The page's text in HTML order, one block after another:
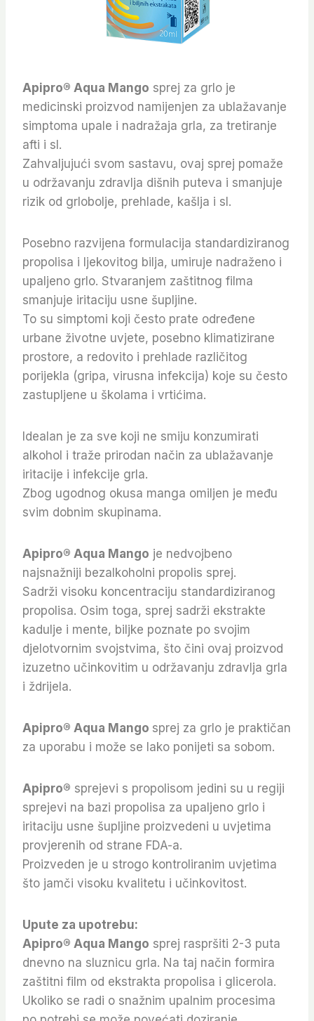
Apipro® Aqua Mango sprej za grlo je
medicinski proizvod namijenjen za ublažavanje
simptoma upale i nadražaja grla, za tretiranje
afti i sl.
Zahvaljujući svom sastavu, ovaj sprej pomaže
u održavanju zdravlja dišnih puteva i smanjuje
rizik od grlobolje, prehlade, kašlja i sl.
Posebno razvijena formulacija standardiziranog
propolisa i ljekovitog bilja, umiruje nadraženo i
upaljeno grlo. Stvaranjem zaštitnog filma
smanjuje iritaciju usne šupljine.
To su simptomi koji često prate određene
urbane životne uvjete, posebno klimatizirane
prostore, a redovito i prehlade različitog
porijekla (gripa, virusna infekcija) koje su često
zastupljene u školama i vrtićima.
Idealan je za sve koji ne smiju konzumirati
alkohol i traže prirodan način za ublažavanje
iritacije i infekcije grla.
Zbog ugodnog okusa manga omiljen je među
svim dobnim skupinama.
Apipro® Aqua Mango je nedvojbeno
najsnažniji bezalkoholni propolis sprej.
Sadrži visoku koncentraciju standardiziranog
propolisa. Osim toga, sprej sadrži ekstrakte
kadulje i mente, biljke poznate po svojim
djelotvornim svojstvima, što čini ovaj proizvod
izuzetno učinkovitim u održavanju zdravlja grla
i ždrijela.
Apipro® Aqua Mango sprej za grlo je praktičan
za uporabu i može se lako ponijeti sa sobom.
Apipro® sprejevi s propolisom jedini su u regiji
sprejevi na bazi propolisa za upaljeno grlo i
iritaciju usne šupljine proizvedeni u uvjetima
provjerenih od strane FDA-a.
Proizveden je u strogo kontroliranim uvjetima
što jamči visoku kvalitetu i učinkovitost.
Upute za upotrebu:
Apipro® Aqua Mango sprej raspršiti 2-3 puta
dnevno na sluznicu grla. Na taj način formira
zaštitni film od ekstrakta propolisa i glicerola.
Ukoliko se radi o snažnim upalnim procesima